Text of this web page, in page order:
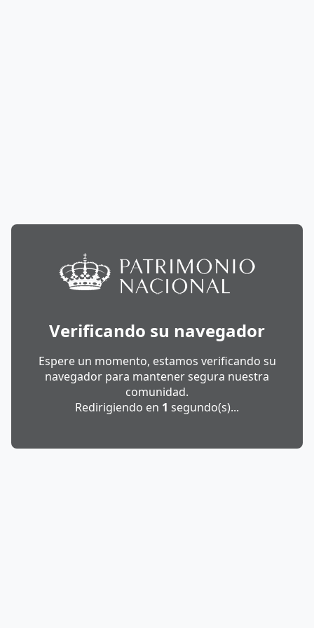
Verificando su navegador
Espere un momento, estamos verificando su
navegador para mantener segura nuestra
comunidad.
Redirigiendo en 1 segundo(s)...